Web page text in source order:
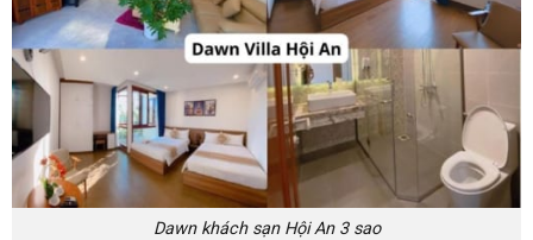
Dawn khách sạn Hội An 3 sao